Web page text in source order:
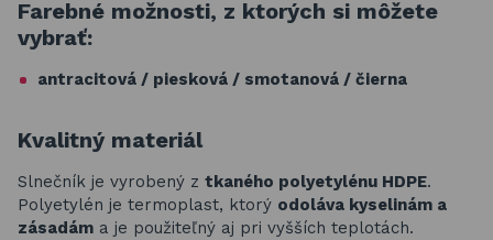
Farebné možnosti, z ktorých si môžete
vybrať:
antracitová / piesková / smotanová / čierna
Kvalitný materiál
Slnečník je vyrobený z tkaného polyetylénu HDPE.
Polyetylén je termoplast, ktorý odoláva kyselinám a
zásadám a je použiteľný aj pri vyšších teplotách.